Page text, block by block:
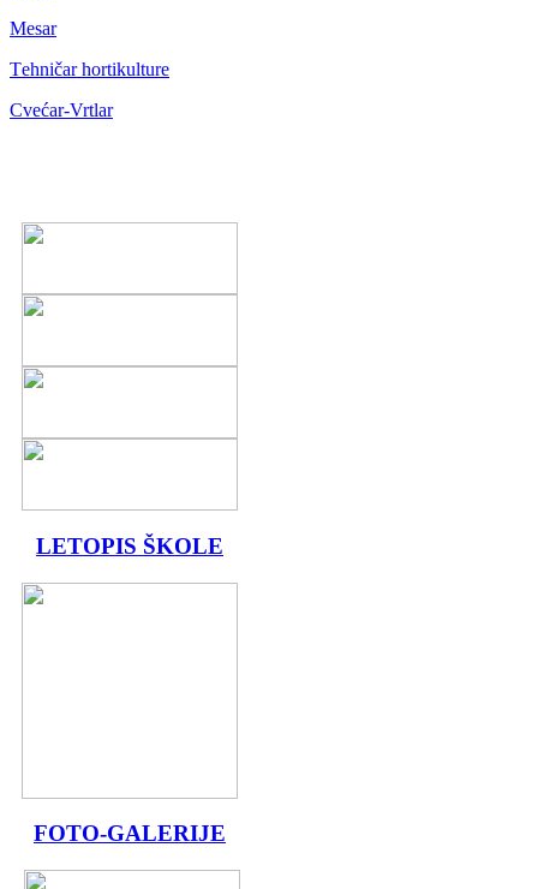
Mesar
Тehničar hortikulture
Cvećar-Vrtlar
LETOPIS ŠKOLE
FOTO-GALERIJE